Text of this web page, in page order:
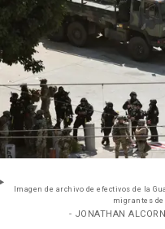
Imagen de archivo de efectivos de la
migrantes de
- JONATHAN